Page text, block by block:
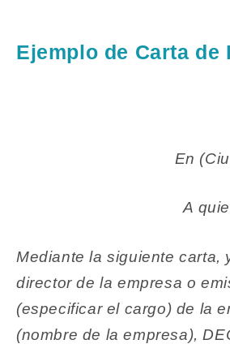
Ejemplo de Carta de
En
A
Mediante la siguiente carta,
director de la empresa o
(especificar el cargo) de la
(nombre de la empresa),